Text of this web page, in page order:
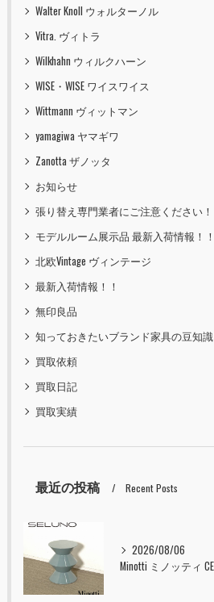
Walter Knoll ウォルターノル
Vitra. ヴィトラ
Wilkhahn ウィルクハーン
WISE・WISE ワイスワイス
Wittmann ヴィットマン
yamagiwa ヤマギワ
Zanotta ザノッタ
お知らせ
張り替え専門業者にご注意ください！
モデルルーム展示品 最新入荷情報！！
北欧Vintage ヴィンテージ
最新入荷情報！！
無印良品
知っておきたいブランド家具の豆知識
買取依頼
買取日記
買取実績
最近の投稿 Recent Posts
2026/08/06